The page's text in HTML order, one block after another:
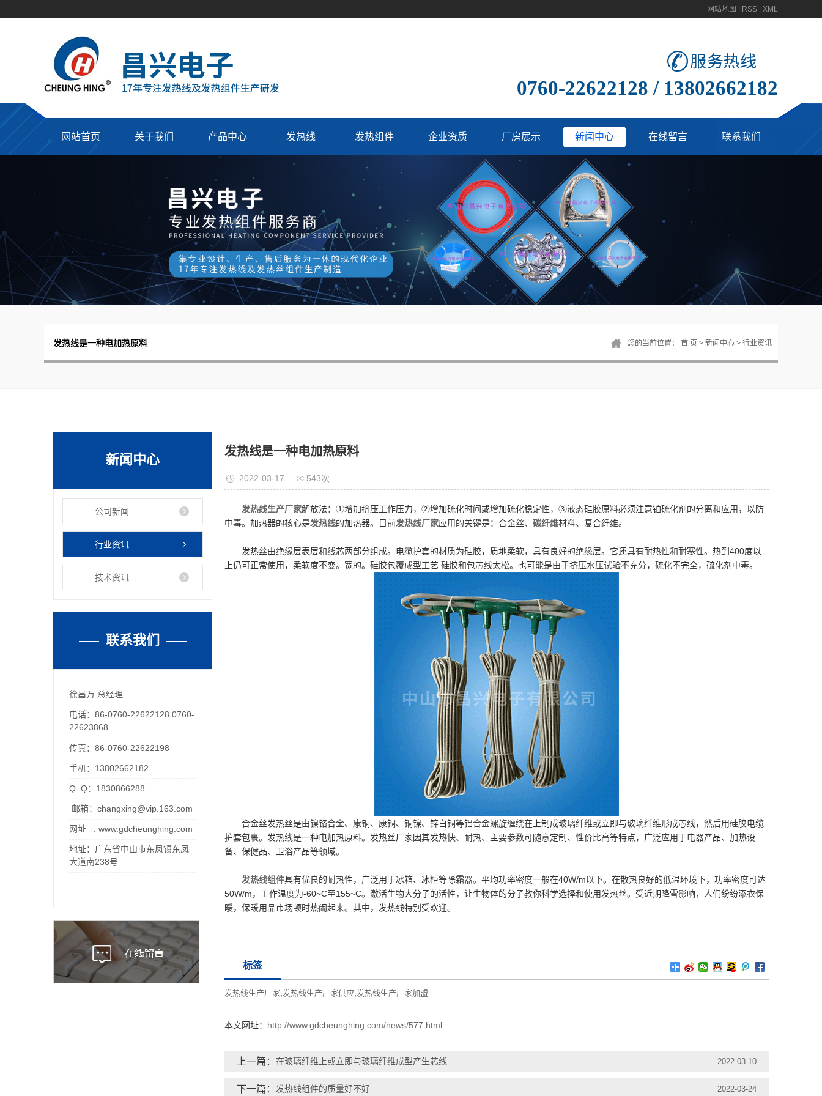
网站地图 RSS XML
0760-22622128 / 13802662182
网站首页 关于我们 产品中心 发热线 发热组件 企业资质 厂房展示 新闻中心 在线留言 联系我们
发热线是一种电加热原料 您的当前位置： 首 页 > 新闻中心 > 行业资讯
新闻中心
公司新闻
行业资讯
技术资讯
联系我们
徐昌万 总经理
电话：86-0760-22622128 0760-
22623868
传真：86-0760-22622198
手机：13802662182
Q Q：1830866288
邮箱：changxing@vip.163.com
网址 : www.gdcheunghing.com
地址：广东省中山市东凤镇东凤
大道南238号
发热线是一种电加热原料
2022-03-17 543次
发热线生产厂家解放法：①增加挤压工作压力，②增加硫化时间或增加硫化稳定性，③液态硅胶原料必须注意铂硫化剂的分离和应用，以防
中毒。 加热器的核心是发热线的加热器。目前发热线厂家应用的关键是：合金丝、 碳纤维材料、复合纤维。
发热丝由绝缘层表层和线芯两部分组成。电缆护套的材质为硅胶，质地柔软，具有良好的绝缘层。它还具有耐热性和耐寒性。热到400度以
上仍可正常使用，柔软度不变。宽的。 硅胶包覆成型工艺 硅胶和包芯线太松。也可能是由于挤压水压试验不充分，硫化不完全，硫化剂中毒。
合金丝发热丝是由镍铬合金、康铜、康铜、铜镍、锌白铜等铝合金螺旋缠绕在上制成玻璃纤维或立即与玻璃纤维形成芯线，然后用硅胶电缆
护套包裹。 发热线是一种电加热原料。发热丝厂家因其发热快、耐热、主要参数可随意定制、性价比高等特点，广泛应用于电器产品、加热设
备、保健品、卫浴产品等领域。
发热线组件具有优良的耐热性，广泛用于冰箱、冰柜等除霜器。平均功率密度一般在40W/m以下。在散热良好的低温环境下，功率密度可达
50W/m，工作温度为-60~C至155~C。 激活生物大分子的活性，让生物体的分子教你科学选择和使用发热丝。受近期降雪影响，人们纷纷添衣保
暖，保暖用品市场顿时热闹起来。其中，发热线特别受欢迎。
标签
发热线生产厂家 发热线生产厂家供应 发热线生产厂家加盟
本文网址： http://www.gdcheunghing.com/news/577.html
上一篇： 在玻璃纤维上或立即与玻璃纤维成型产生芯线 2022-03-10
下一篇： 发热线组件的质量好不好 2022-03-24